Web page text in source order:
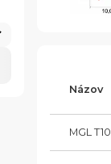
Názov
MGL